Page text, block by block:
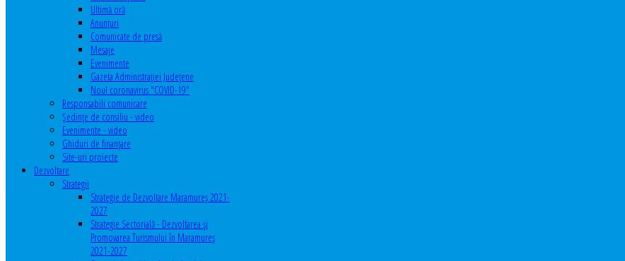
Ultimă oră
Anunţuri
Comunicate de presă
Mesaje
Evenimente
Gazeta Administraţiei Judeţene
Noul coronavirus "COVID-19"
Responsabili comunicare
Şedinţe de consiliu - video
Evenimente - video
Ghiduri de finanţare
Site-uri proiecte
Dezvoltare
Strategii
Strategie de Dezvoltare Maramureș 2021-
2027
Strategie Sectorială - Dezvoltarea și
Promovarea Turismului în Maramureș
2021-2027